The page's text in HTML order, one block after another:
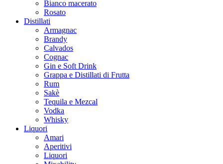
Bianco macerato
Rosato
Distillati
Armagnac
Brandy
Calvados
Cognac
Gin e Soft Drink
Grappa e Distillati di Frutta
Rum
Sakè
Tequila e Mezcal
Vodka
Whisky
Liquori
Amari
Aperitivi
Liquori